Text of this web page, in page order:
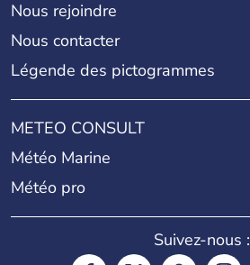
Nous rejoindre
Nous contacter
Légende des pictogrammes
METEO CONSULT
Météo Marine
Météo pro
Suivez-nous :